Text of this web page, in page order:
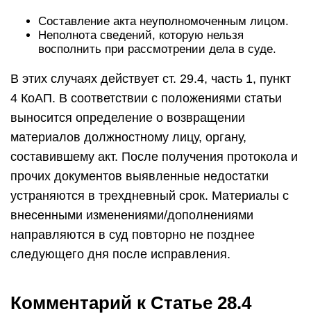
Составление акта неуполномоченным лицом.
Неполнота сведений, которую нельзя
восполнить при рассмотрении дела в суде.
В этих случаях действует ст. 29.4, часть 1, пункт
4 КоАП. В соответствии с положениями статьи
выносится определение о возвращении
материалов должностному лицу, органу,
составившему акт. После получения протокола и
прочих документов выявленные недостатки
устраняются в трехдневный срок. Материалы с
внесенными изменениями/дополнениями
направляются в суд повторно не позднее
следующего дня после исправления.
Комментарий к Статье 28.4